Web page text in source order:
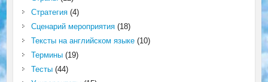
Стратегия(4)
Сценарий мероприятия(18)
Тексты на английском языке(10)
Термины(19)
Тесты(44)